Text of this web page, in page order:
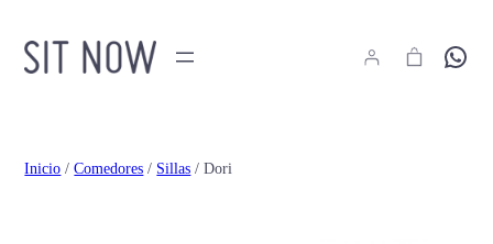
Hola
Inicio /Comedores / Sillas / Dori